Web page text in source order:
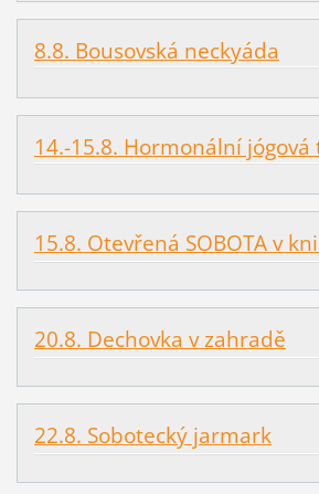
8.8. Bousovská neckyáda
14.-15.8. Hormonální
15.8. Otevřená SOBOTA v
20.8. Dechovka v zahradě
22.8. Sobotecký jarmark